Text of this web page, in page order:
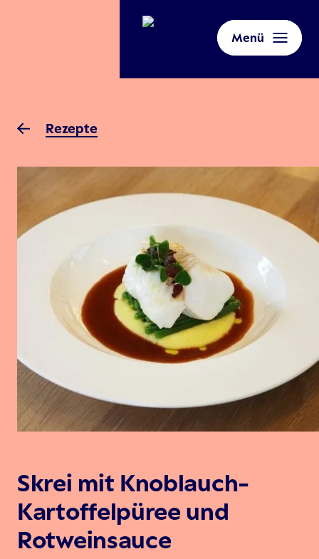
Menü
Rezepte
Skrei mit Knoblauch-
Kartoffelpüree und
Rotweinsauce